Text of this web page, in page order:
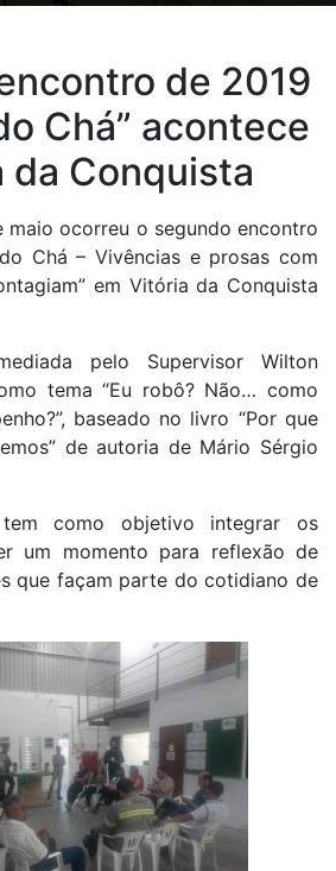
de 2019
Chá” acontece
da Conquista
maio ocorreu o segundo encontro
Chá – Vivências e prosas com
em Vitória da Conquista
pelo Supervisor Wilton
tema “Eu robô? Não… como
baseado no livro “Por que
de autoria de Mário Sérgio
como objetivo integrar os
um momento para reflexão de
que façam parte do cotidiano de